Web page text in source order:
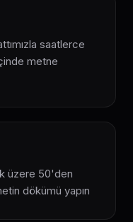
saatlerce
metne
üzere 50'den
dökümü yapın